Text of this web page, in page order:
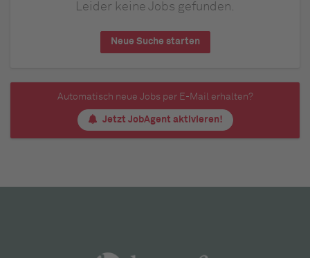
Leider keine Jobs gefunden.
Neue Suche starten
Automatisch neue Jobs per E-Mail erhalten?
Jetzt JobAgent aktivieren!